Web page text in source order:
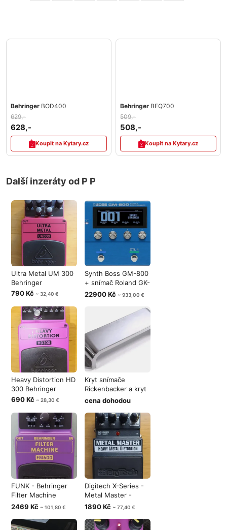
Behringer BOD400
629,-
628,-
Koupit na Kytary.cz
Behringer BEQ700
509,-
508,-
Koupit na Kytary.cz
Další inzeráty od P P
Ultra Metal UM 300
Behringer
790 Kč ~ 32,40 €
Synth Boss GM-800
+ snímač Roland GK-
5B
22900 Kč ~ 933,00 €
Heavy Distortion HD
300 Behringer
690 Kč ~ 28,30 €
Kryt snímače
Rickenbacker a kryt
struníku Fen
cena dohodou
FUNK - Behringer
Filter Machine
FM600
2469 Kč ~ 101,80 €
Digitech X-Series -
Metal Master -
Heavy Meta
1890 Kč ~ 77,40 €